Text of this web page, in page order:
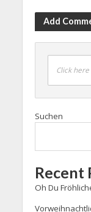
Add
Click
Suchen
Recent
Oh Du